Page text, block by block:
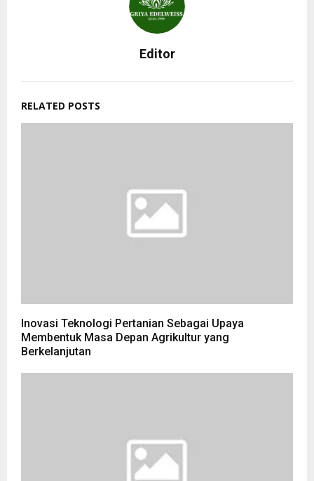
Editor
RELATED POSTS
Inovasi Teknologi Pertanian Sebagai Upaya
Membentuk Masa Depan Agrikultur yang
Berkelanjutan